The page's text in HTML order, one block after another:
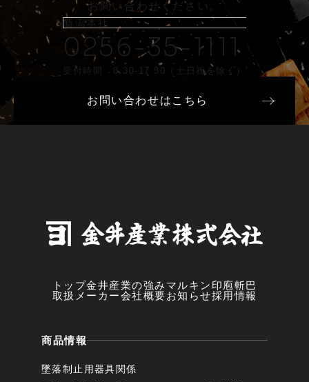
お問い合わせください。
新潟本社
0256-35-1111
受付時間 8:30-17:30（土日祝を除く）
お問い合わせはこちら
トップ金井産業の強み マルキン印 庖斬巴
取扱メーカー会社概要お知らせ採用情報
商品情報
墜落制止用器具関係